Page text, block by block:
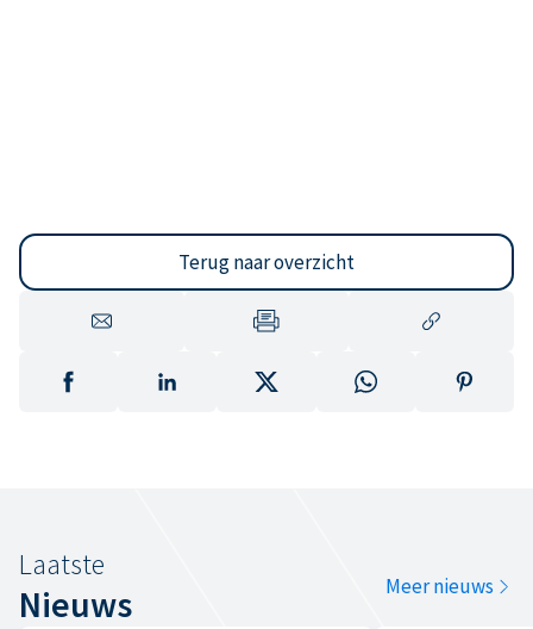
Terug naar overzicht
Laatste
Nieuws Meer nieuws